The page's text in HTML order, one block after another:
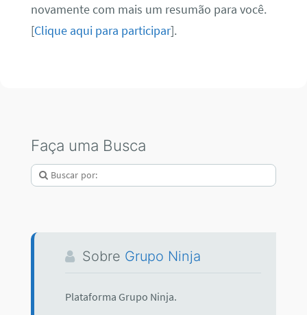
novamente com mais um resumão para você.
[Clique aqui para participar].
Faça uma Busca
Sobre Grupo Ninja
Plataforma Grupo Ninja.